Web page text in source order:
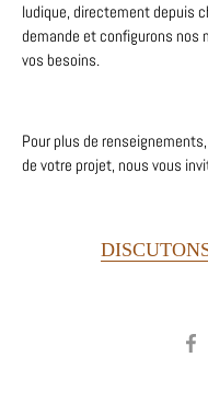
ludique, directement depuis
demande et configurons nos
vos besoins.
Pour plus de
de votre projet, nous vous